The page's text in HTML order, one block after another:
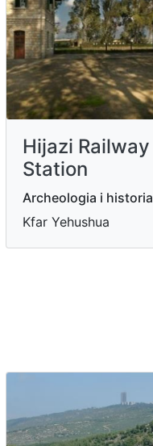
Hijazi Railway
Station
Archeologia i historia
Kfar Yehushua